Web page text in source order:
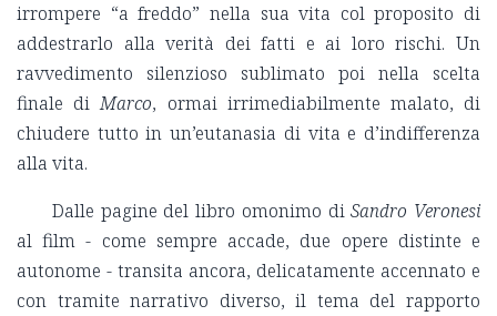
irrompere “a freddo” nella sua vita col proposito di
addestrarlo alla verità dei fatti e ai loro rischi. Un
ravvedimento silenzioso sublimato poi nella scelta
finale diMarco, ormai irrimediabilmente malato, di
chiudere tutto in un’eutanasia di vita e d’indifferenza
alla vita.
Dalle pagine del libro omonimo diSandro Veronesi
al film - come sempre accade, due opere distinte e
autonome - transita ancora, delicatamente accennato e
con tramite narrativo diverso, il tema del rapporto